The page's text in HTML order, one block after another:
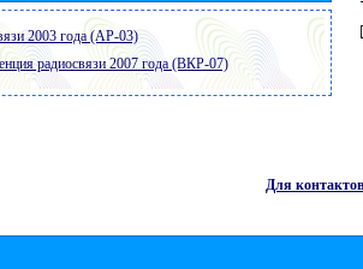
2003 года (АР-03)
радиосвязи 2007 года (ВКР-07)
Для контактов